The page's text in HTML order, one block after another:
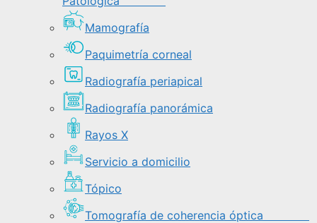
Mamografía
Paquimetría corneal
Radiografía periapical
Radiografía panorámica
Rayos X
Servicio a domicilio
Tópico
Tomografía de coherencia óptica